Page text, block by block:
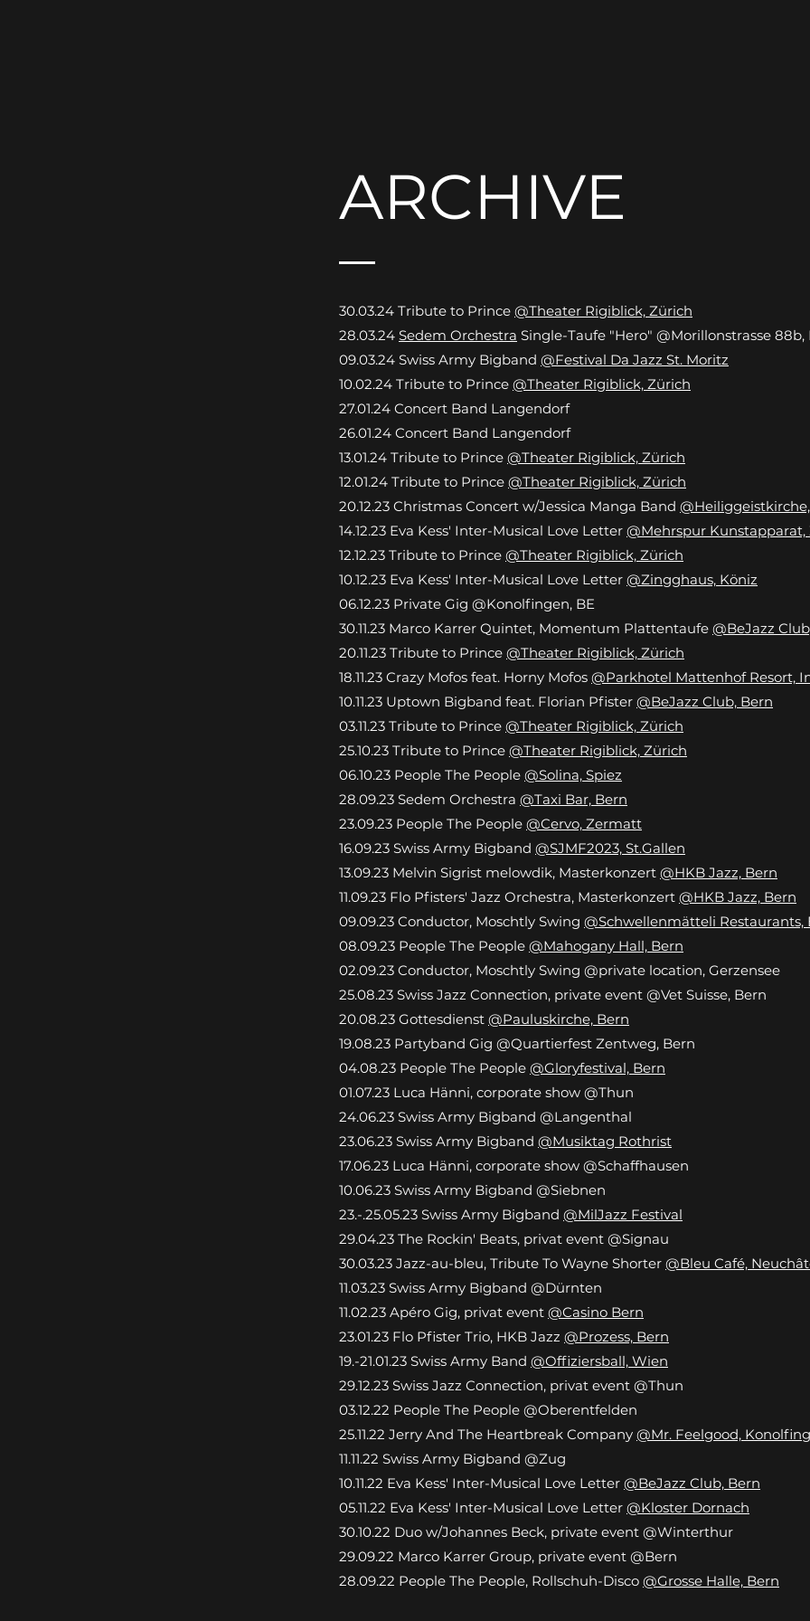
ARCHIVE
​30.03.24 Tribute to Prince @Theater Rigiblick, Zürich
28.03.24 Sedem Orchestra Single-Taufe "Hero" @Morillonstrasse 88b,
09.03.24 Swiss Army Bigband @Festival Da Jazz St. Moritz
10.02.24 Tribute to Prince @Theater Rigiblick, Zürich
27.01.24 Concert Band Langendorf
26.01.24 Concert Band Langendorf
13.01.24 Tribute to Prince @Theater Rigiblick, Zürich
12.01.24 Tribute to Prince @Theater Rigiblick, Zürich
20.12.23 Christmas Concert w/Jessica Manga Band
14.12.23 Eva Kess' Inter-Musical Love Letter @Mehrspur Kunstapparat,
12.12.23 Tribute to Prince @Theater Rigiblick, Zürich
10.12.23 Eva Kess' Inter-Musical Love Letter @Zingghaus, Köniz
06.12.23 Private Gig @Konolfingen, BE
30.11.23 Marco Karrer Quintet, Momentum Plattentaufe @BeJazz
20.11.23 Tribute to Prince @Theater Rigiblick, Zürich
18.11.23 Crazy Mofos feat. Horny Mofos @Parkhotel Mattenhof Resort,
10.11.23 Uptown Bigband feat. Florian Pfister @BeJazz Club, Bern
03.11.23 Tribute to Prince @Theater Rigiblick, Zürich
25.10.23 Tribute to Prince @Theater Rigiblick, Zürich
06.10.23 People The People @Solina, Spiez
28.09.23 Sedem Orchestra @Taxi Bar, Bern
23.09.23 People The People @Cervo, Zermatt
16.09.23 Swiss Army Bigband @SJMF2023, St.Gallen
13.09.23 Melvin Sigrist melowdik, Masterkonzert @HKB Jazz, Bern
11.09.23 Flo Pfisters' Jazz Orchestra, Masterkonzert @HKB Jazz, Bern
09.09.23 Conductor, Moschtly Swing @Schwellenmätteli Restaurants,
08.09.23 People The People @Mahogany Hall, Bern
02.09.23 Conductor, Moschtly Swing @private location, Gerzensee
25.08.23 Swiss Jazz Connection, private event @Vet Suisse, Bern
20.08.23 Gottesdienst @Pauluskirche, Bern
19.08.23 Partyband Gig @Quartierfest Zentweg, Bern
04.08.23 People The People @Gloryfestival, Bern
01.07.23 Luca Hänni, corporate show @Thun
24.06.23 Swiss Army Bigband @Langenthal
23.06.23 Swiss Army Bigband @Musiktag Rothrist
17.06.23 Luca Hänni, corporate show @Schaffhausen
10.06.23 Swiss Army Bigband @Siebnen
23.-.25.05.23 Swiss Army Bigband @MilJazz Festival
29.04.23 The Rockin' Beats, privat event @Signau
30.03.23 Jazz-au-bleu, Tribute To Wayne Shorter @Bleu Café,
11.03.23 Swiss Army Bigband @Dürnten
11.02.23 Apéro Gig, privat event @Casino Bern
23.01.23 Flo Pfister Trio, HKB Jazz @Prozess, Bern
19.-21.01.23 Swiss Army Band @Offiziersball, Wien
29.12.23 Swiss Jazz Connection, privat event @Thun
03.12.22 People The People @Oberentfelden
25.11.22 Jerry And The Heartbreak Company @Mr. Feelgood,
11.11.22 Swiss Army Bigband @Zug
10.11.22 Eva Kess' Inter-Musical Love Letter @BeJazz Club, Bern
05.11.22 Eva Kess' Inter-Musical Love Letter @Kloster Dornach
30.10.22 Duo w/Johannes Beck, private event @Winterthur
29.09.22 Marco Karrer Group, private event @Bern
28.09.22 People The People, Rollschuh-Disco @Grosse Halle, Bern